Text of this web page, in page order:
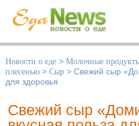
Новости о еде > Молочные
плесенью > Сыр > Свежий сыр
для здоровья
Свежий сыр